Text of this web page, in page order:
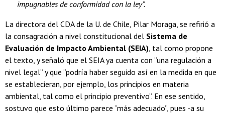
impugnables de conformidad con la ley”.
La directora del CDA de la U. de Chile, Pilar Moraga, se refirió a
la consagración a nivel constitucional del Sistema de
Evaluación de Impacto Ambiental (SEIA), tal como propone
el texto, y señaló que el SEIA ya cuenta con “una regulación a
nivel legal” y que “podría haber seguido así en la medida en que
se establecieran, por ejemplo, los principios en materia
ambiental, tal como el principio preventivo”. En ese sentido,
sostuvo que esto último parece “más adecuado”, pues -a su